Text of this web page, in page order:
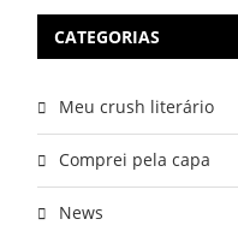
CATEGORIAS
Meu crush literário
Comprei pela capa
News